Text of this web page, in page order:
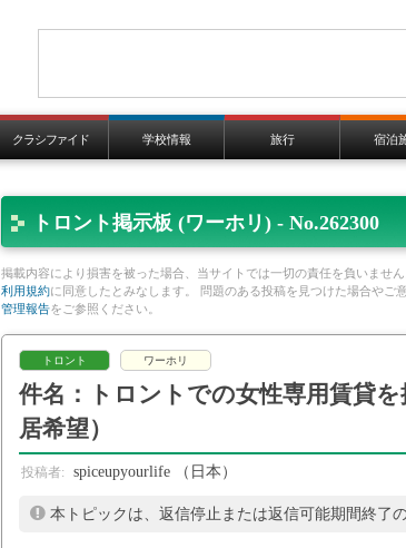
クラシファイド 学校情報 旅行 宿泊
トロント掲示板 (ワーホリ) - No.262300
掲載内容により損害を被った場合、当サイトでは一切の責任を負いませ
利用規約に同意したとみなします。 問題のある投稿を見つけた場合やご
管理報告をご参照ください。
トロント ワーホリ
件名：トロントでの女性専用賃貸
居希望）
spiceupyourlife （日本）
本トピックは、返信停止または返信可能期間終了